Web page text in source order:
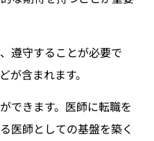
遵守することが必要で
含まれます。
できます。医師に転職を
医師としての基盤を築く